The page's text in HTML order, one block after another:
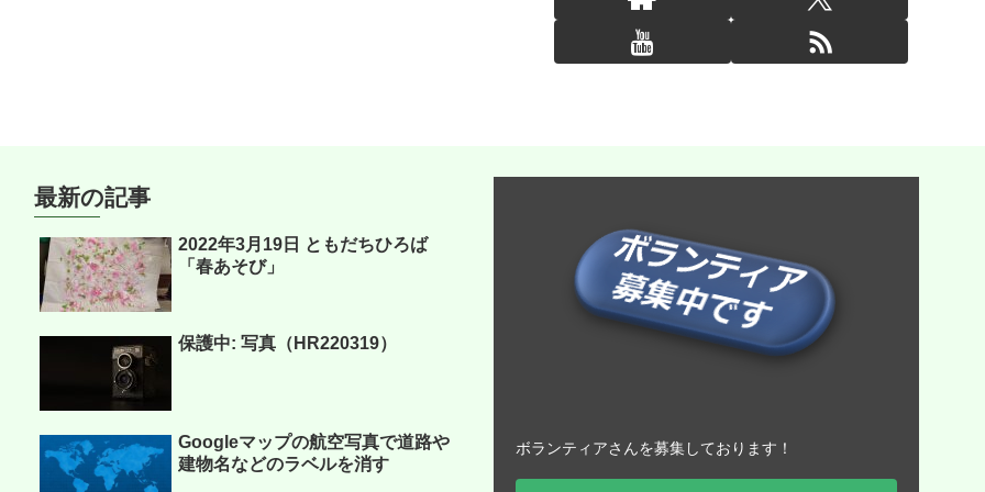
最新の記事
2022年3月19日 ともだちひろば
「春あそび」
保護中: 写真（HR220319）
Googleマップの航空写真で道路や
建物名などのラベルを消す
ボランティアさんを募集しております！